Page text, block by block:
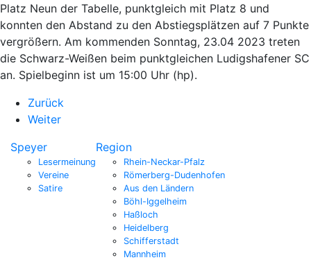
Platz Neun der Tabelle, punktgleich mit Platz 8 und
konnten den Abstand zu den Abstiegsplätzen auf 7 Punkte
vergrößern. Am kommenden Sonntag, 23.04 2023 treten
die Schwarz-Weißen beim punktgleichen Ludigshafener SC
an. Spielbeginn ist um 15:00 Uhr (hp).
Zurück
Weiter
Speyer
Lesermeinung
Vereine
Satire
Region
Rhein-Neckar-Pfalz
Römerberg-Dudenhofen
Aus den Ländern
Böhl-Iggelheim
Haßloch
Heidelberg
Schifferstadt
Mannheim